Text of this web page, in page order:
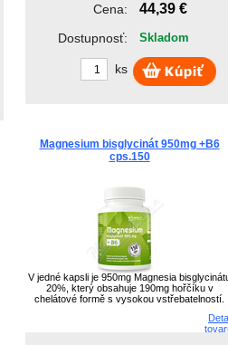
Cena: 44,39 €
Dostupnosť: Skladom
ks
Magnesium bisglycinát 950mg +B6
cps.150
V jedné kapsli je 950mg Magnesia
20%, který obsahuje 190mg hořčíku v
chelátové formě s vysokou vstřebatelností.